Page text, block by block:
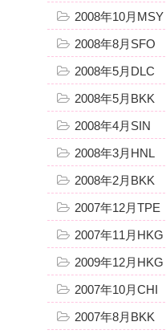
2008年10月MSY
2008年8月SFO
2008年5月DLC
2008年5月BKK
2008年4月SIN
2008年3月HNL
2008年2月BKK
2007年12月TPE
2007年11月HKG
2009年12月HKG
2007年10月CHI
2007年8月BKK